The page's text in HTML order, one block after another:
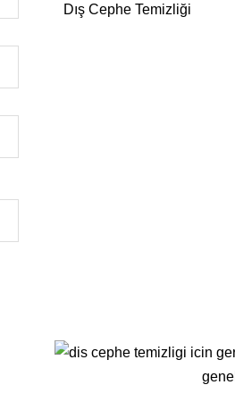
Dış Cephe Temizliği
genel